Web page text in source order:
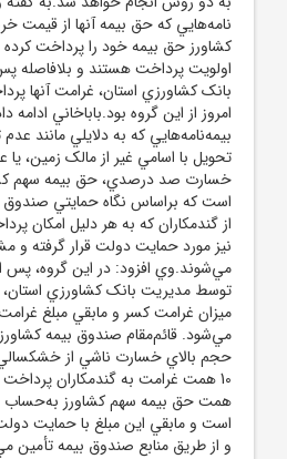
نامه‌هايي که حق بيمه آنها از قيمت
کشاورز حق بيمه خود را پرداخت
اولويت پرداخت هستند و بلافاصله
بانک کشاورزي استان، غرامت آنها
امروز از اين گروه بود.باباخاني ادامه
بيمه‌نامه‌هايي که به دلايلي مانند
تحويل با اسامي غير از مالک زمين،
خسارت صد درصدي، حق بيمه سهم
است که براساس نگاه حمايتي صندوق
از گندمکاران که به هر دليل امکان
نيز مورد حمايت دولت قرار گرفته و
مي‌شوند.وي افزود: در اين گروه، پس
توسط مديريت بانک کشاورزي
ميزان غرامت کسر و مابقي مبلغ
مي‌شود. قائم‌مقام صندوق بيمه
حجم بالاي خسارت ناشي از
همت حق بيمه سهم کشاورز به‌حساب
است و مابقي اين مبلغ با حمايت
و از طريق منابع صندوق بيمه تأمين